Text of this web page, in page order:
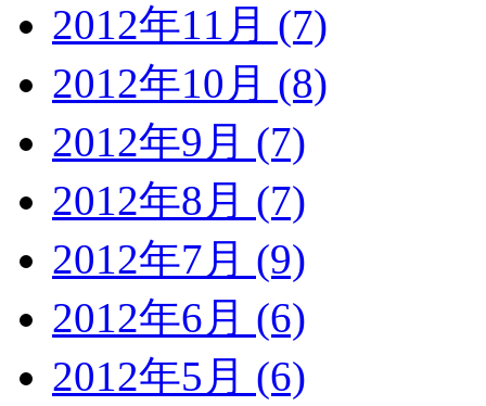
2012年11月 (7)
2012年10月 (8)
2012年9月 (7)
2012年8月 (7)
2012年7月 (9)
2012年6月 (6)
2012年5月 (6)